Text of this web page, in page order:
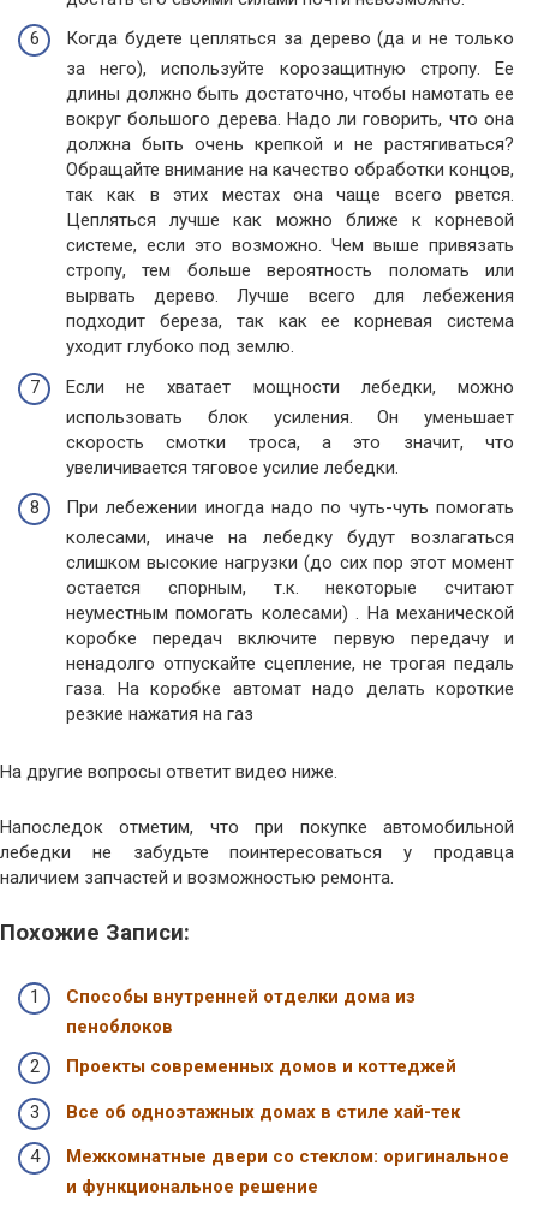
Когда будете цепляться за дерево (да и не только
за него), используйте корозащитную стропу. Ее
длины должно быть достаточно, чтобы намотать ее
вокруг большого дерева. Надо ли говорить, что она
должна быть очень крепкой и не растягиваться?
Обращайте внимание на качество обработки концов,
так как в этих местах она чаще всего рвется.
Цепляться лучше как можно ближе к корневой
системе, если это возможно. Чем выше привязать
стропу, тем больше вероятность поломать или
вырвать дерево. Лучше всего для лебежения
подходит береза, так как ее корневая система
уходит глубоко под землю.
Если не хватает мощности лебедки, можно
использовать блок усиления. Он уменьшает
скорость смотки троса, а это значит, что
увеличивается тяговое усилие лебедки.
При лебежении иногда надо по чуть-чуть помогать
колесами, иначе на лебедку будут возлагаться
слишком высокие нагрузки (до сих пор этот момент
остается спорным, т.к. некоторые считают
неуместным помогать колесами) . На механической
коробке передач включите первую передачу и
ненадолго отпускайте сцепление, не трогая педаль
газа. На коробке автомат надо делать короткие
резкие нажатия на газ
На другие вопросы ответит видео ниже.
Напоследок отметим, что при покупке автомобильной
лебедки не забудьте поинтересоваться у продавца
наличием запчастей и возможностью ремонта.
Похожие Записи:
Способы внутренней отделки дома из
пеноблоков
Проекты современных домов и коттеджей
Все об одноэтажных домах в стиле хай-тек
Межкомнатные двери со стеклом: оригинальное
и функциональное решение